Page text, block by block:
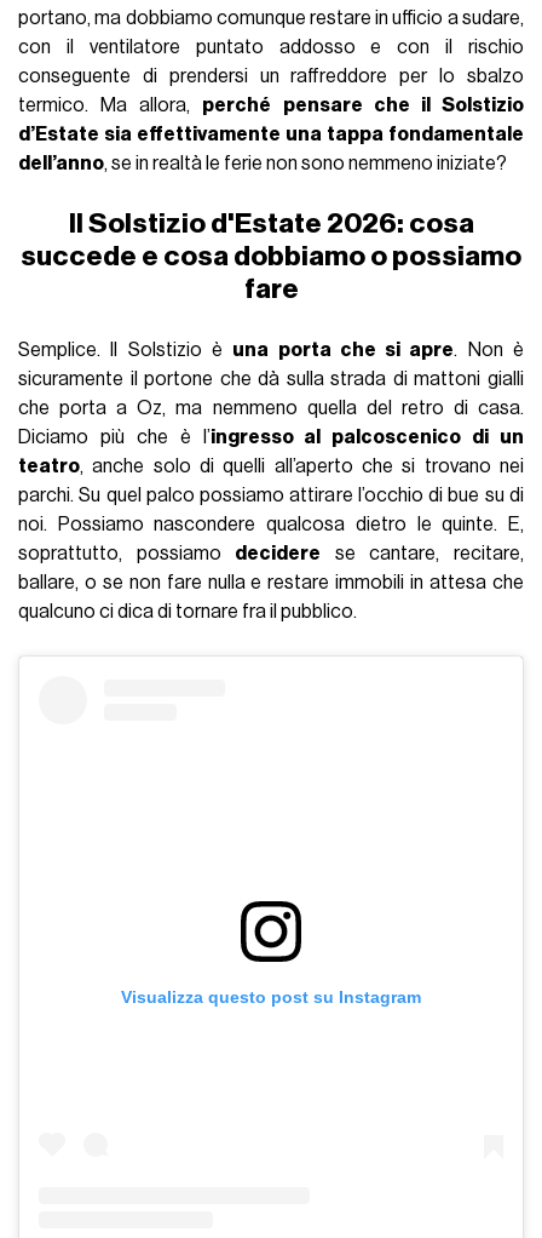
portano, ma dobbiamo comunque restare in ufficio a sudare,
con il ventilatore puntato addosso e con il rischio
conseguente di prendersi un raffreddore per lo sbalzo
termico. Ma allora, perché pensare che il Solstizio
d’Estate sia effettivamente una tappa fondamentale
dell’anno, se in realtà le ferie non sono nemmeno iniziate?
Il Solstizio d'Estate 2026: cosa
succede e cosa dobbiamo o possiamo
fare
Semplice. Il Solstizio è una porta che si apre. Non è
sicuramente il portone che dà sulla strada di mattoni gialli
che porta a Oz, ma nemmeno quella del retro di casa.
Diciamo più che è l’ingresso al palcoscenico di un
teatro, anche solo di quelli all’aperto che si trovano nei
parchi. Su quel palco possiamo attirare l’occhio di bue su di
noi. Possiamo nascondere qualcosa dietro le quinte. E,
soprattutto, possiamo decidere se cantare, recitare,
ballare, o se non fare nulla e restare immobili in attesa che
qualcuno ci dica di tornare fra il pubblico.
Visualizza questo post su Instagram